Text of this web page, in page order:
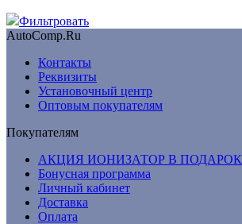
Фильтровать
AutoComp.Ru
Контакты
Реквизиты
Установочный центр
Оптовым покупателям
Покупателям
АКЦИЯ ИОНИЗАТОР В ПОДАРОК
Бонусная программа
Личный кабинет
Доставка
Оплата